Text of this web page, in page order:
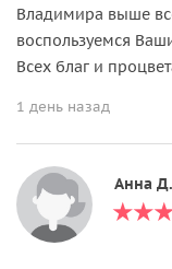
Владимира выше
воспользуемся
Всех благ и
1 день назад
Анна Д.